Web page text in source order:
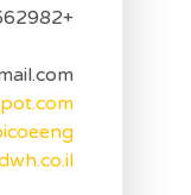
+972-52-3562982